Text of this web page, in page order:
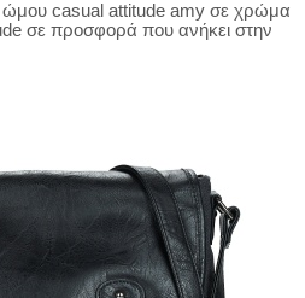
ώμου casual attitude amy σε χρώμα
σε προσφορά που ανήκει στην